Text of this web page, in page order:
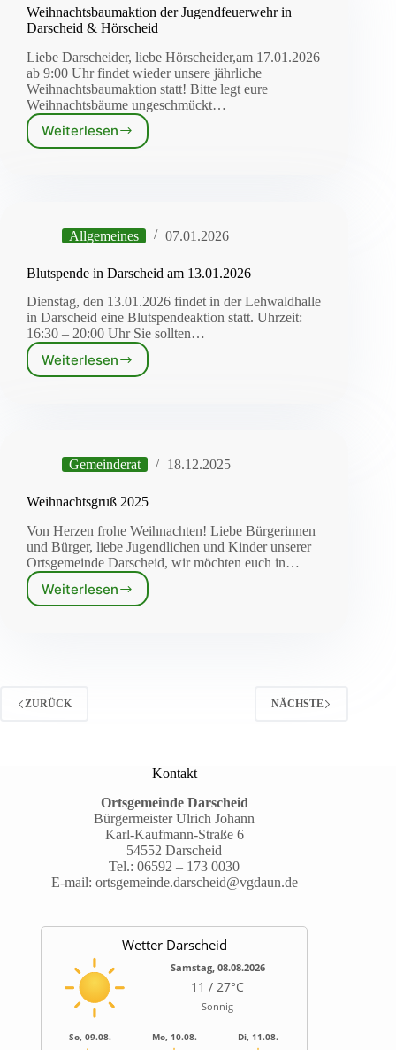
Weihnachtsbaumaktion der Jugendfeuerwehr in
Darscheid & Hörscheid
Liebe Darscheider, liebe Hörscheider,am 17.01.2026
ab 9:00 Uhr findet wieder unsere jährliche
Weihnachtsbaumaktion statt! Bitte legt eure
Weihnachtsbäume ungeschmückt…
WeiterlesenWeihnachtsbaumaktion
der
Hörscheid
Allgemeines 07.01.2026
Blutspende in Darscheid am 13.01.2026
Dienstag, den 13.01.2026 findet in der Lehwaldhalle
in Darscheid eine Blutspendeaktion statt. Uhrzeit:
16:30 – 20:00 Uhr Sie sollten…
WeiterlesenBlutspende
Gemeinderat 18.12.2025
Weihnachtsgruß 2025
Von Herzen frohe Weihnachten! Liebe Bürgerinnen
und Bürger, liebe Jugendlichen und Kinder unserer
Ortsgemeinde Darscheid, wir möchten euch in…
WeiterlesenWeihnachtsgruß
ZURÜCK NÄCHSTE
Kontakt
Ortsgemeinde Darscheid
Bürgermeister Ulrich Johann
Karl-Kaufmann-Straße 6
54552 Darscheid
Tel.:06592 – 173 0030
E-mail: ortsgemeinde.darscheid@vgdaun.de
Wetter Darscheid
Samstag, 08.08.2026
11 / 27°C
Sonnig
So, 09.08. Mo, 10.08. Di, 11.08.